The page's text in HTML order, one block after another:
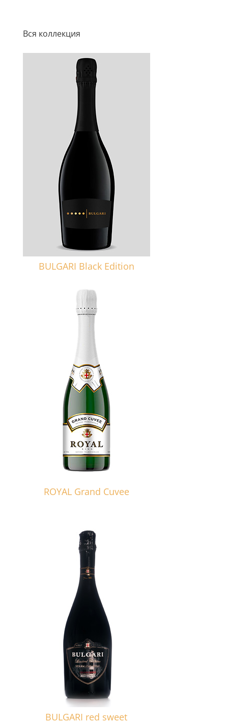
Вся коллекция
BULGARI Black Edition
ROYAL Grand Cuvee
BULGARI red sweet